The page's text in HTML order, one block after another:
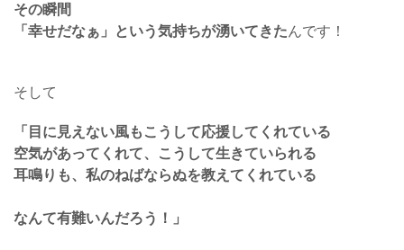
その瞬間
「幸せだなぁ」という気持ちが湧いてきたんです！
そして
「目に見えない風もこうして応援してくれている
空気があってくれて、こうして生きていられる
耳鳴りも、私のねばならぬを教えてくれている
なんて有難いんだろう！」